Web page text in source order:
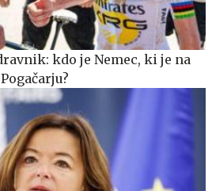
kdo je Nemec, ki je na